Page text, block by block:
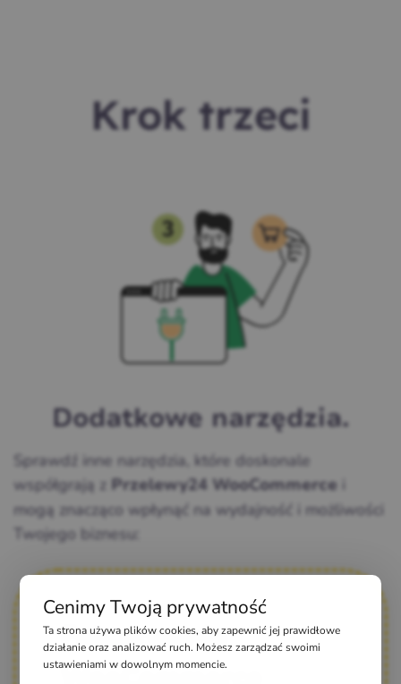
Krok trzeci
Dodatkowe narzędzia.
Sprawdź inne narzędzia, które doskonale
współgrają z Przelewy24 WooCommerce
mogą znacząco wpłynąć na wydajność i możliwości
Twojego biznesu:
Fakturownia
Cenimy Twoją prywatność
Ta strona używa plików cookies, aby zapewnić jej prawidłowe
działanie oraz analizować ruch. Możesz zarządzać swoimi
ustawieniami w dowolnym momencie.